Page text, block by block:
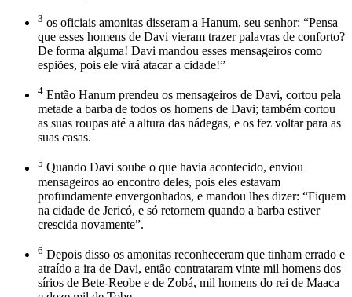
3 os oficiais amonitas disseram a Hanum, seu senhor: “Pensa
que esses homens de Davi vieram trazer palavras de conforto?
De forma alguma! Davi mandou esses mensageiros como
espiões, pois ele virá atacar a cidade!”
4 Então Hanum prendeu os mensageiros de Davi, cortou pela
metade a barba de todos os homens de Davi; também cortou
as suas roupas até a altura das nádegas, e os fez voltar para as
suas casas.
5 Quando Davi soube o que havia acontecido, enviou
mensageiros ao encontro deles, pois eles estavam
profundamente envergonhados, e mandou lhes dizer: “Fiquem
na cidade de Jericó, e só retornem quando a barba estiver
crescida novamente”.
6 Depois disso os amonitas reconheceram que tinham errado e
atraído a ira de Davi, então contrataram vinte mil homens dos
sírios de Bete-Reobe e de Zobá, mil homens do rei de Maaca